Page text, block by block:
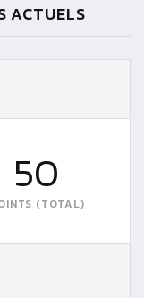
ACTUELS
50
(TOTAL)